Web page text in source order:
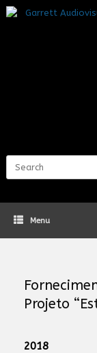
Skip
to
Menu
Projeto
2018